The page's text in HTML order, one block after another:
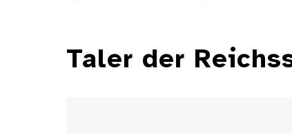
Taler der